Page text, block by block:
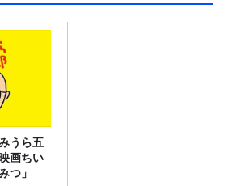
うら五
画ちい
つ」